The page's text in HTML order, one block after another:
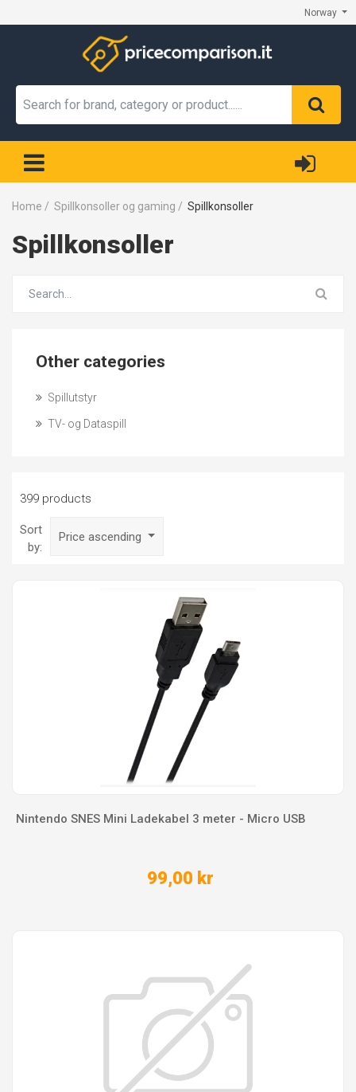
Norway
Home / Spillkonsoller og gaming / Spillkonsoller
Spillkonsoller
Other categories
Spillutstyr
TV- og Dataspill
399 products
Sort
by:
Price ascending
Nintendo SNES Mini Ladekabel 3 meter - Micro USB
99,00 kr